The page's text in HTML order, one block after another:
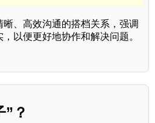
、高效沟通的搭档关系，强调
以便更好地协作和解决问题。
？